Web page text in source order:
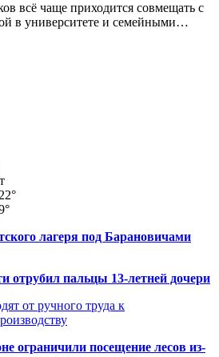
всё чаще приходится совмещать с
в университете и семейными…
22°
лагеря под Барановичами
отрубил пальцы 13-летней дочери
от ручного труда к
ограничили посещение лесов из-